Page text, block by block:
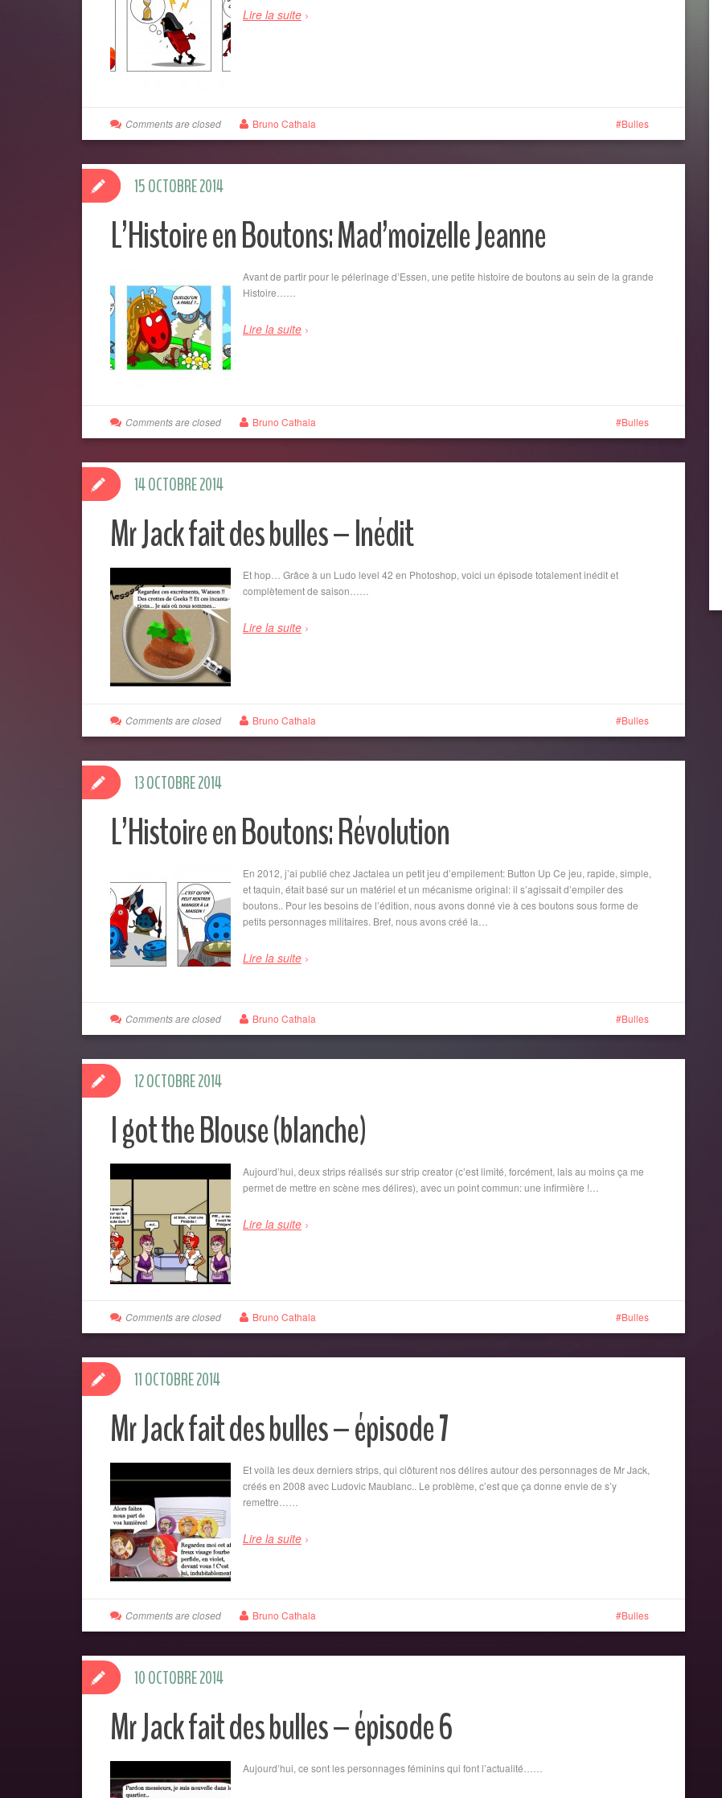
Lire la suite
Bulles
Comments are closed Bruno Cathala
L’Histoire en Boutons: Mad’moizelle Jeanne
Avant de partir pour le pélerinage d’Essen, une petite histoire de boutons au sein de la grande
Histoire……
Lire la suite
15 OCTOBRE 2014
Bulles
Comments are closed Bruno Cathala
Mr Jack fait des bulles – Inédit
Et hop… Grâce à un Ludo level 42 en Photoshop, voici un épisode totalement inédit et
complètement de saison……
Lire la suite
14 OCTOBRE 2014
Bulles
Comments are closed Bruno Cathala
L’Histoire en Boutons: Révolution
En 2012, j’ai publié chez Jactalea un petit jeu d’empilement: Button Up Ce jeu, rapide, simple,
et taquin, était basé sur un matériel et un mécanisme original: il s’agissait d’empiler des
boutons.. Pour les besoins de l’édition, nous avons donné vie à ces boutons sous forme de
petits personnages militaires. Bref, nous avons créé la…
Lire la suite
13 OCTOBRE 2014
Bulles
Comments are closed Bruno Cathala
I got the Blouse (blanche)
Aujourd’hui, deux strips réalisés sur strip creator (c’est limité, forcément, lais au moins ça me
permet de mettre en scène mes délires), avec un point commun: une infirmière !…
Lire la suite
12 OCTOBRE 2014
Bulles
Comments are closed Bruno Cathala
Mr Jack fait des bulles – épisode 7
Et voilà les deux derniers strips, qui clôturent nos délires autour des personnages de Mr Jack,
créés en 2008 avec Ludovic Maublanc.. Le problème, c’est que ça donne envie de s’y
remettre……
Lire la suite
11 OCTOBRE 2014
Bulles
Comments are closed Bruno Cathala
Mr Jack fait des bulles – épisode 6
Aujourd’hui, ce sont les personnages féminins qui font l’actualité……
10 OCTOBRE 2014